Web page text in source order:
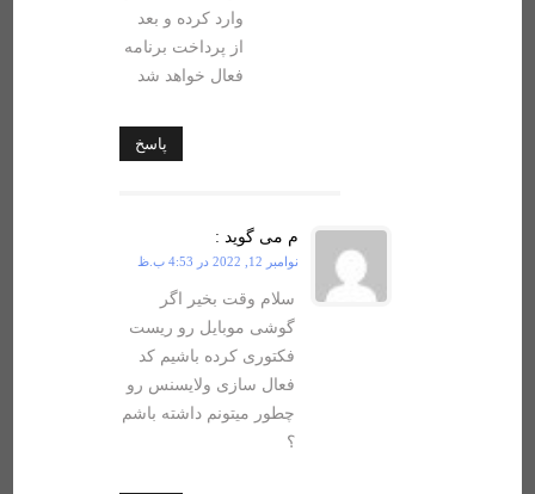
وارد کرده و بعد
از پرداخت برنامه
فعال خواهد شد
پاسخ
م می گوید :
نوامبر 12, 2022 در 4:53 ب.ظ
سلام وقت بخیر اگر
گوشی موبایل رو ریست
فکتوری کرده باشیم کد
فعال سازی ولایسنس رو
چطور میتونم داشته باشم
؟